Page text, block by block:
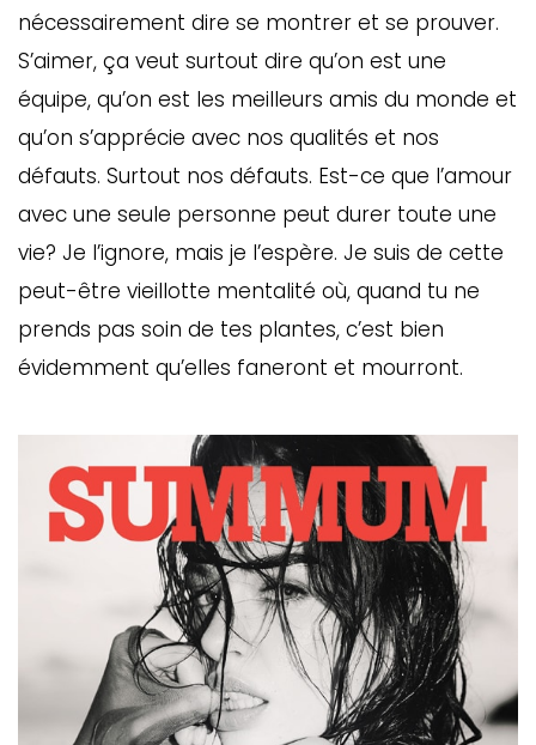
nécessairement dire se montrer et se prouver.
S’aimer, ça veut surtout dire qu’on est une
équipe, qu’on est les meilleurs amis du monde et
qu’on s’apprécie avec nos qualités et nos
défauts. Surtout nos défauts. Est-ce que l’amour
avec une seule personne peut durer toute une
vie? Je l’ignore, mais je l’espère. Je suis de cette
peut-être vieillotte mentalité où, quand tu ne
prends pas soin de tes plantes, c’est bien
évidemment qu’elles faneront et mourront.